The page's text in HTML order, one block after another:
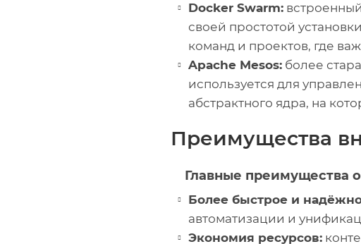
Docker Swarm:
своей простотой
команд и проектов, где
Apache Mesos: более
используется для
абстрактного ядра, на
Преимущества
Главные преимущества
Более быстрое и
автоматизации и
Экономия ресурсов: